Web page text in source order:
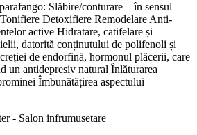
Slăbire/conturare – în sensul
Detoxifiere Remodelare Anti-
active Hidratare, catifelare și
datorită conținutului de polifenoli și
de endorfină, hormonul plăcerii, care
un antidepresiv natural Înlăturarea
Îmbunătățirea aspectului
- Salon infrumusetare